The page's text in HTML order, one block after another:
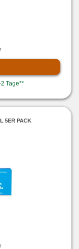
Tage**
5ER PACK